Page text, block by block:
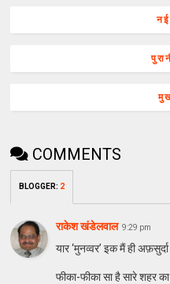
COMMENTS
BLOGGER: 2
राकेश खंडेलवाल 9:29 pm
यार ‘मुनव्वर’ इक मैं ही
फीका-फीका सा है सारे शहर